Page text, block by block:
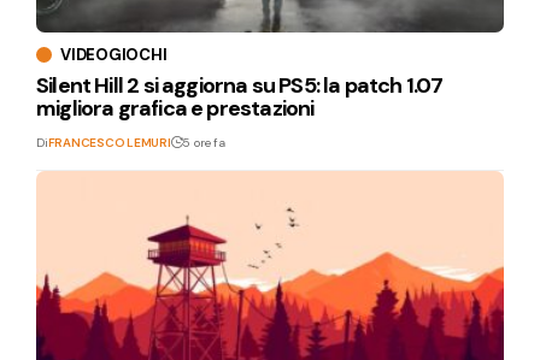
VIDEOGIOCHI
Silent Hill 2 si aggiorna su PS5: la patch 1.07
migliora grafica e prestazioni
DiFRANCESCO LEMURI 5 ore fa